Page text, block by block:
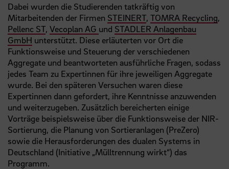
Dabei wurden die Studierenden tatkräftig von
Mitarbeitenden der Firmen STEINERT, TOMRA Recycling,
Pellenc ST, Vecoplan AG und STADLER Anlagenbau
GmbH unterstützt. Diese erläuterten vor Ort die
Funktionsweise und Steuerung der verschiedenen
Aggregate und beantworteten ausführliche Fragen, sodass
jedes Team zu Expertinnen für ihre jeweiligen Aggregate
wurde. Bei den späteren Versuchen waren diese
Expertinnen dann gefordert, ihre Kenntnisse anzuwenden
und weiterzugeben. Zusätzlich bereicherten einige
Vorträge beispielsweise über die Funktionsweise der NIR-
Sortierung, die Planung von Sortieranlagen (PreZero)
sowie die Herausforderungen des dualen Systems in
Deutschland (Initiative „Mülltrennung wirkt“) das
Programm.